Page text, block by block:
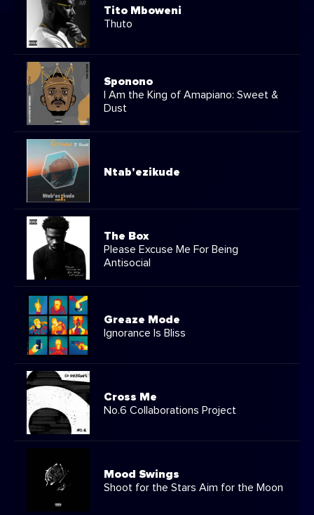
Tito Mboweni
Thuto
Sponono
I Am the King of Amapiano: Sweet &
Dust
Ntab'ezikude
The Box
Please Excuse Me For Being
Antisocial
Greaze Mode
Ignorance Is Bliss
Cross Me
No.6 Collaborations Project
Mood Swings
Shoot for the Stars Aim for the Moon